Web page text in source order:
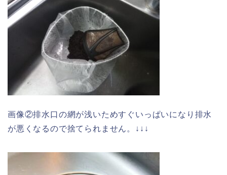
画像②排水口の網が浅いためすぐいっぱいになり排水
が悪くなるので捨てられません。↓↓↓